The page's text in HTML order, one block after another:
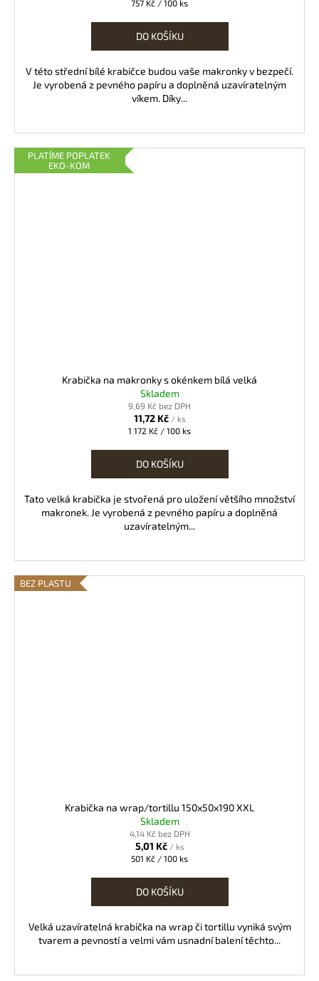
757 Kč / 100 ks
DO KOŠÍKU
V této střední bílé krabičce budou vaše makronky v bezpečí.
Je vyrobená z pevného papíru a doplněná uzavíratelným
víkem. Díky...
PLATÍME POPLATEK
EKO-KOM
Krabička na makronky s okénkem bílá velká
Skladem
9,69 Kč bez DPH
11,72 Kč / ks
Měrná
1 172 Kč / 100 ks
DO KOŠÍKU
Tato velká krabička je stvořená pro uložení většího množství
makronek. Je vyrobená z pevného papíru a doplněná
uzavíratelným...
BEZ PLASTU
Krabička na wrap/tortillu 150x50x190 XXL
Skladem
4,14 Kč bez DPH
5,01 Kč / ks
Měrná
501 Kč / 100 ks
DO KOŠÍKU
Velká uzavíratelná krabička na wrap či tortillu vyniká svým
tvarem a pevností a velmi vám usnadní balení těchto...